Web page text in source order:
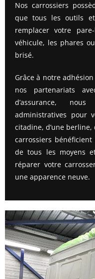
Nos carrossiers
que tous les outils et
remplacer votre
véhicule, les phares
brisé.
Grâce à notre
nos partenariats
d’assurance,
administratives pour
citadine, d’une berline,
carrossiers bénéficient
de tous les moyens
réparer votre
une apparence neuve.